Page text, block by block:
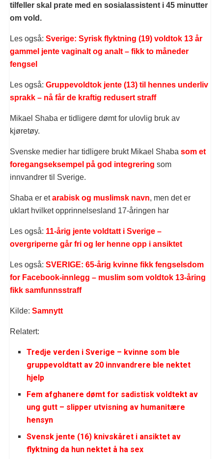
tilfeller skal prate med en sosialassistent i 45 minutter
om vold.
Les også: Sverige: Syrisk flyktning (19) voldtok 13 år
gammel jente vaginalt og analt – fikk to måneder
fengsel
Les også: Gruppevoldtok jente (13) til hennes underliv
sprakk – nå får de kraftig redusert straff
Mikael Shaba er tidligere dømt for ulovlig bruk av
kjøretøy.
Svenske medier har tidligere brukt Mikael Shaba som et
foregangseksempel på god integrering som
innvandrer til Sverige.
Shaba er etarabisk og muslimsk navn, men det er
uklart hvilket opprinnelsesland 17-åringen har
Les også: 11-årig jente voldtatt i Sverige –
overgriperne går fri og ler henne opp i ansiktet
Les også: SVERIGE: 65-årig kvinne fikk fengselsdom
for Facebook-innlegg – muslim som voldtok 13-åring
fikk samfunnsstraff
Kilde: Samnytt
Relatert:
Tredje verden i Sverige – kvinne som ble
gruppevoldtatt av 20 innvandrere ble nektet
hjelp
Fem afghanere dømt for sadistisk voldtekt av
ung gutt – slipper utvisning av humanitære
hensyn
Svensk jente (16) knivskåret i ansiktet av
flyktning da hun nektet å ha sex